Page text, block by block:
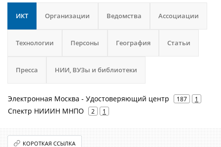
ИКТ Организации Ведомства Ассоциации
Технологии Персоны География Статьи
Пресса НИИ, ВУЗы и библиотеки
Электронная Москва - Удостоверяющий центр 187 1
Спектр НИИИН МНПО 2 1
КОРОТКАЯ ССЫЛКА